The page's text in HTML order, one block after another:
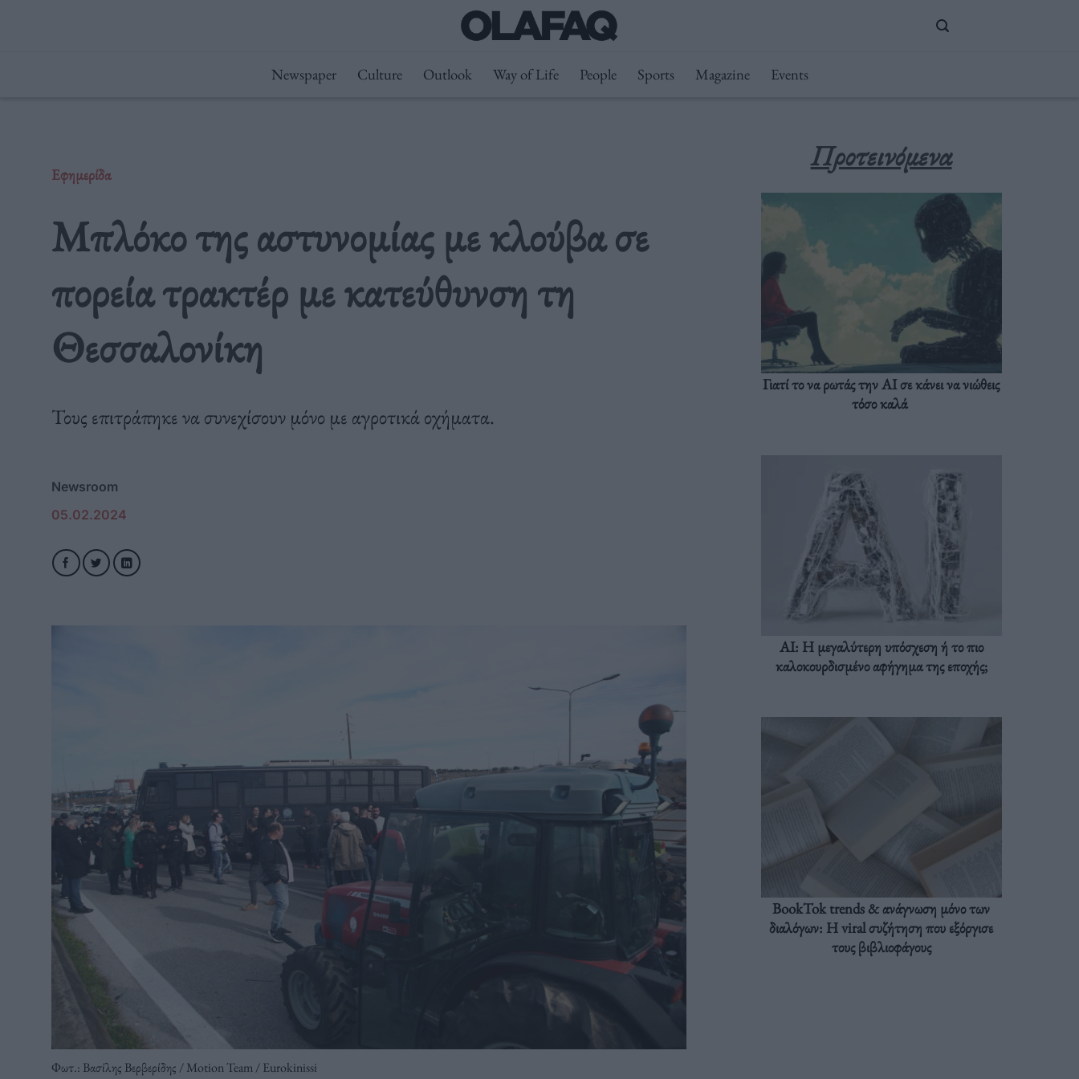
Newspaper Culture Outlook Way of Life People Sports Magazine Events
Εφημερίδα
Μπλόκο της αστυνομίας με κλούβα σε
πορεία τρακτέρ με κατεύθυνση τη
Θεσσαλονίκη
Τους επιτράπηκε να συνεχίσουν μόνο με αγροτικά οχήματα.
Newsroom
05.02.2024
Φωτ.: Βασίλης Βερβερίδης / Motion Team / Eurokinissi
Προτεινόμενα
Γιατί το να ρωτάς την AI σε κάνει να νιώθεις
τόσο καλά
AI: Η μεγαλύτερη υπόσχεση ή το πιο
καλοκουρδισμένο αφήγημα της εποχής;
BookTok trends & ανάγνωση μόνο των
διαλόγων: Η viral συζήτηση που εξόργισε
τους βιβλιοφάγους